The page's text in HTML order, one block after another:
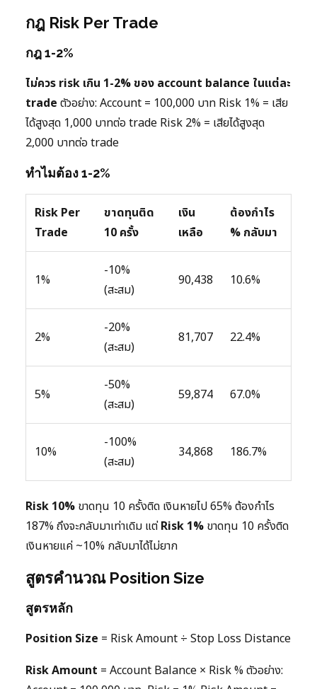
กฎ Risk Per Trade
กฎ 1-2%
ไม่ควร risk เกิน 1-2% ของ account balance ในแต่ละ
trade ตัวอย่าง: Account = 100,000 บาท Risk 1% = เสีย
ได้สูงสุด 1,000 บาทต่อ trade Risk 2% = เสียได้สูงสุด
2,000 บาทต่อ trade
ทำไมต้อง 1-2%
Risk Per
Trade
ขาดทุนติด
10 ครั้ง
เงิน
เหลือ
ต้องกำไร
% กลับมา
1%
-10%
(สะสม)
90,438 10.6%
2%
-20%
(สะสม)
81,707 22.4%
5%
-50%
(สะสม)
59,874 67.0%
10%
-100%
(สะสม)
34,868 186.7%
Risk 10% ขาดทุน 10 ครั้งติด เงินหายไป 65% ต้องกำไร
187% ถึงจะกลับมาเท่าเดิม แต่Risk 1% ขาดทุน 10 ครั้งติด
เงินหายแค่ ~10% กลับมาได้ไม่ยาก
สูตรคำนวณ Position Size
สูตรหลัก
Position Size = Risk Amount ÷ Stop Loss Distance
Risk Amount = Account Balance × Risk % ตัวอย่าง: